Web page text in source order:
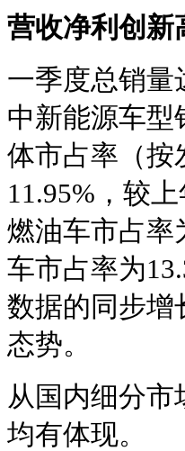
营收净利创新
一季度总销量
中新能源车型
体市占率（按
11.95%，较
燃油车市占率
车市占率为
数据的同步增
态势。
从国内细分
均有体现。